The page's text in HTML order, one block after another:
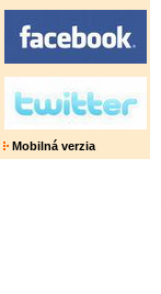
Mobilná verzia